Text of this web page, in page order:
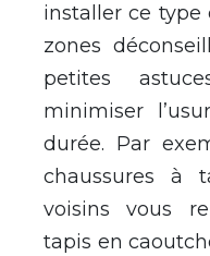
installer ce type
zones
petites
minimiser
durée. Par
chaussures à
voisins vous
tapis en